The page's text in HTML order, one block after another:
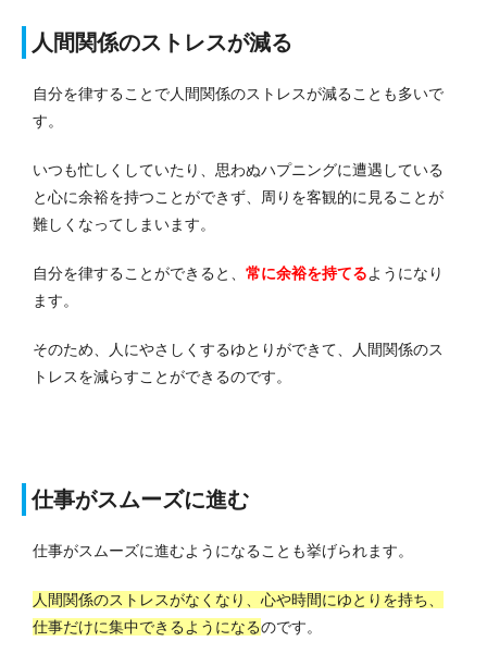
人間関係のストレスが減る
自分を律することで人間関係のストレスが減ることも多いで
す。
いつも忙しくしていたり、思わぬハプニングに遭遇している
と心に余裕を持つことができず、周りを客観的に見ることが
難しくなってしまいます。
自分を律することができると、 常に余裕を持てるようになり
ます。
そのため、人にやさしくするゆとりができて、人間関係のス
トレスを減らすことができるのです。
仕事がスムーズに進む
仕事がスムーズに進むようになることも挙げられます。
人間関係のストレスがなくなり、心や時間にゆとりを持ち、
仕事だけに集中できるようになるのです。